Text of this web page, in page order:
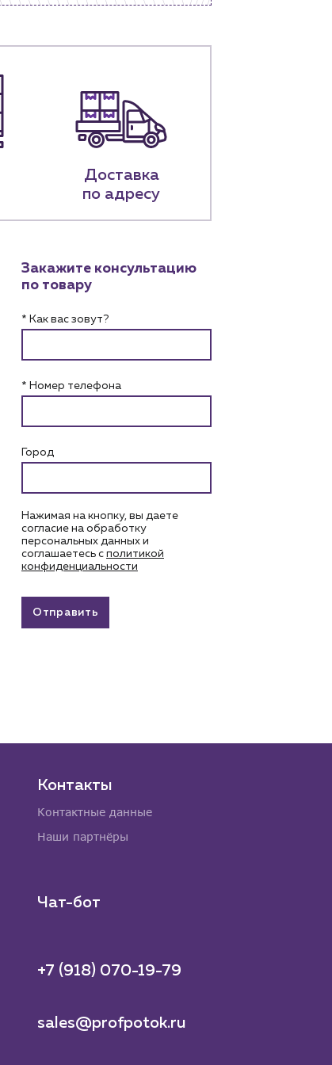
Доставка
по адресу
Закажите консультацию
по товару
* Как вас зовут?
* Номер телефона
Город
Нажимая на кнопку, вы даете
согласие на обработку
персональных данных и
соглашаетесь c политикой
конфиденциальности
Отправить
Контакты
Контактные данные
Наши партнёры
Чат-бот
+7 (918) 070-19-79
sales@profpotok.ru